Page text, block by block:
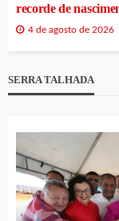
recorde de
4 de agosto de 2026
SERRA TALHADA